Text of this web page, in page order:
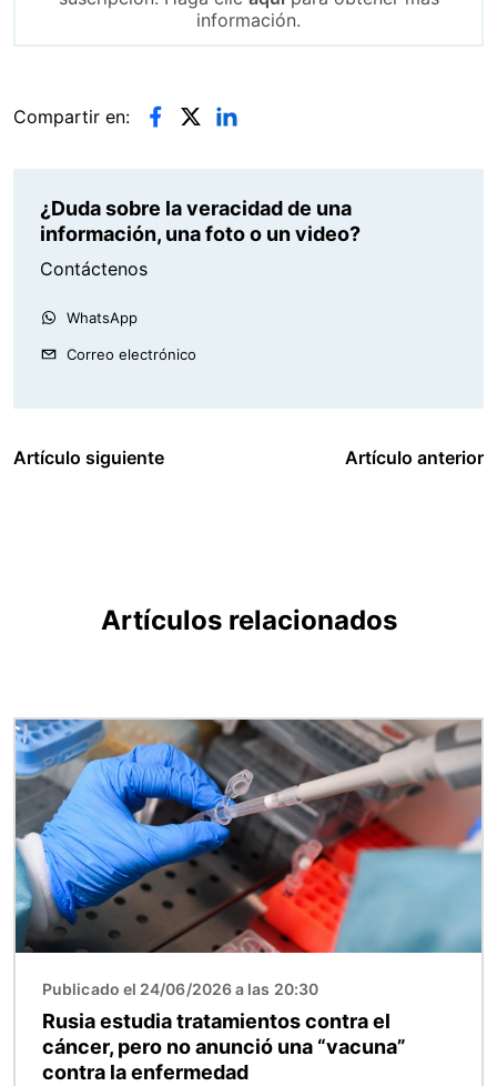
información.
Compartir en:
¿Duda sobre la veracidad de una
información, una foto o un video?
Contáctenos
WhatsApp
Correo electrónico
Artículo siguiente Artículo anterior
Artículos relacionados
Imagen
Publicado el 24/06/2026 a las 20:30
Rusia estudia tratamientos contra el
cáncer, pero no anunció una “vacuna”
contra la enfermedad